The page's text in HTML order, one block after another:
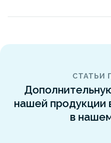
СТАТЬИ
нашей продукции
в